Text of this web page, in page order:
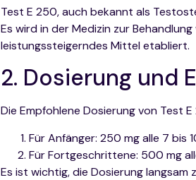
Test E 250, auch bekannt als
Es wird in der Medizin zur
leistungssteigerndes Mittel etabliert.
2. Dosierung und
Die Empfohlene Dosierung von Test
Für Anfänger: 250 mg alle 7 bis
Für Fortgeschrittene: 500 mg
Es ist wichtig, die Dosierung